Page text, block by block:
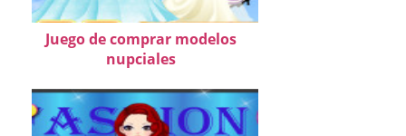
Juego de comprar modelos
nupciales